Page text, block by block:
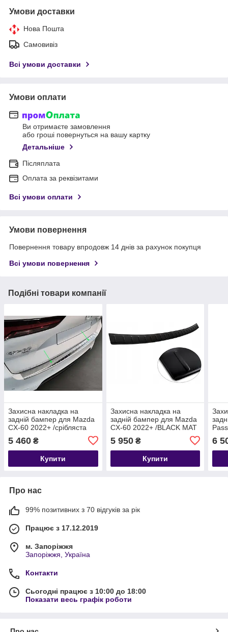
Умови доставки
Нова Пошта
Самовивіз
Всі умови доставки
Умови оплати
Ви отримаєте замовлення
або гроші повернуться на вашу картку
Детальніше
Післяплата
Оплата за реквізитами
Всі умови оплати
Умови повернення
Повернення товару впродовж 14 днів за рахунок покупця
Всі умови повернення
Подібні товари компанії
Захисна накладка на
задній бампер для Mazda
CX-60 2022+ /срібляста
5 460 ₴
Купити
Захисна накладка на
задній бампер для Mazda
CX-60 2022+ /BLACK MAT
5 950₴
Купити
6
Про нас
99% позитивних з 70 відгуків за рік
Працює з 17.12.2019
м. Запоріжжя
Запоріжжя, Україна
Контакти
Сьогодні працює з 10:00 до 18:00
Показати весь графік роботи